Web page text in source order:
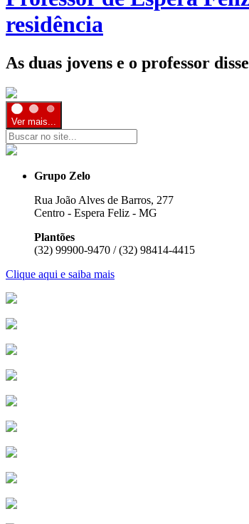
residência
As duas jovens e o professor
Ver mais...
Grupo Zelo
Rua João Alves de Barros, 277
Centro - Espera Feliz - MG
Plantões
(32) 99900-9470 / (32) 98414-4415
Clique aqui e saiba mais